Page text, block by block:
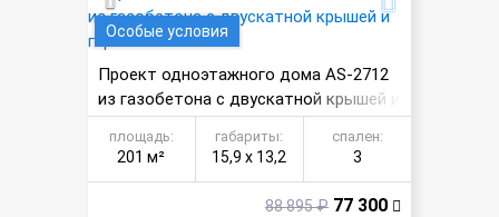
Особые условия
Проект одноэтажного дома AS-2712
из газобетона с двускатной крышей и
гаражом
площадь:
201 м²
габариты:
15,9 х 13,2
спален:
3
88 895 ₽ 77 300